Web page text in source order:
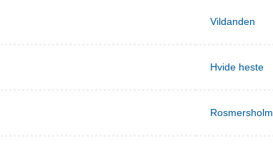
Vildanden
Hvide heste
Rosmersholm